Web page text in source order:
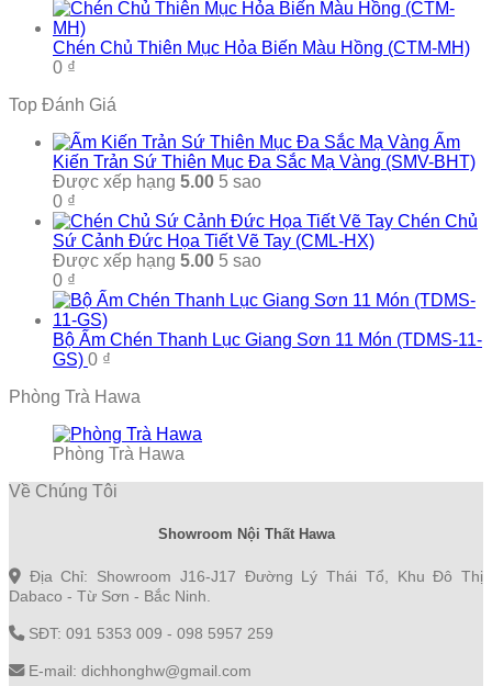
Chén Chủ Thiên Mục Hỏa Biến Màu Hồng (CTM-MH)
0 ₫
Top Đánh Giá
Ấm
Kiến Trản Sứ Thiên Mục Đa Sắc Mạ Vàng (SMV-BHT)
Được xếp hạng 5.00 5 sao
0 ₫
Chén Chủ
Sứ Cảnh Đức Họa Tiết Vẽ Tay (CML-HX)
Được xếp hạng 5.00 5 sao
0 ₫
Bộ Ấm Chén Thanh Lục Giang Sơn 11 Món (TDMS-11-
GS) 0 ₫
Phòng Trà Hawa
Phòng Trà Hawa
Về Chúng Tôi
Showroom Nội Thất Hawa
Địa Chỉ: Showroom J16-J17 Đường Lý Thái Tổ, Khu Đô Thị
Dabaco - Từ Sơn - Bắc Ninh.
SĐT: 091 5353 009 - 098 5957 259
E-mail: dichhonghw@gmail.com